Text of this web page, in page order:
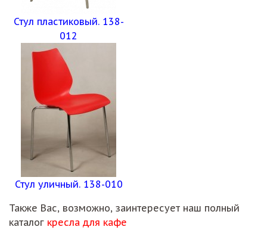
Стул пластиковый. 138-
012
Стул уличный. 138-010
Также Вас, возможно, заинтересует наш полный
каталог кресла для кафе